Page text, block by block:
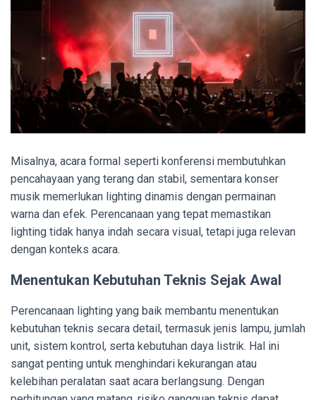
Misalnya, acara formal seperti konferensi membutuhkan
pencahayaan yang terang dan stabil, sementara konser
musik memerlukan lighting dinamis dengan permainan
warna dan efek. Perencanaan yang tepat memastikan
lighting tidak hanya indah secara visual, tetapi juga relevan
dengan konteks acara.
Menentukan Kebutuhan Teknis Sejak Awal
Perencanaan lighting yang baik membantu menentukan
kebutuhan teknis secara detail, termasuk jenis lampu, jumlah
unit, sistem kontrol, serta kebutuhan daya listrik. Hal ini
sangat penting untuk menghindari kekurangan atau
kelebihan peralatan saat acara berlangsung. Dengan